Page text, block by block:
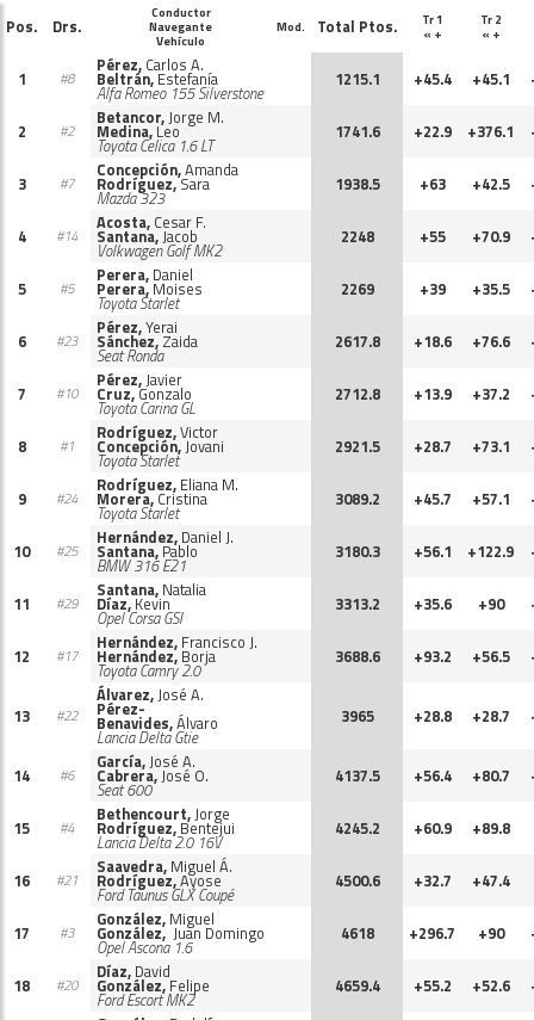
Pos. Drs.
Conductor
Navegante
Vehículo
Mod. Total Ptos. Tr 1
« +
Tr 2
« +
1 #8
Pérez, Carlos A.
Beltrán, Estefanía
Alfa Romeo 155 Silverstone
1215.1 +45.4 +45.1
2 #2
Betancor,Jorge M.
Medina, Leo
Toyota Celica 1.6 LT
1741.6 +22.9 +376.1
3 #7
Concepción,Amanda
Rodríguez,Sara
Mazda 323
1938.5 +63 +42.5
4 #14
Acosta, Cesar F.
Santana,Jacob
Volkwagen Golf MK2
2248 +55 +70.9
5 #5
Perera, Daniel
Perera, Moises
Toyota Starlet
2269 +39 +35.5
6 #23
Pérez,Yerai
Sánchez, Zaida
Seat Ronda
2617.8 +18.6 +76.6
7 #10
Pérez,Javier
Cruz,Gonzalo
Toyota Carina GL
2712.8 +13.9 +37.2
8 #1
Rodríguez,Victor
Concepción,Jovani
Toyota Starlet
2921.5 +28.7 +73.1
9 #24
Rodríguez, Eliana M.
Morera, Cristina
Toyota Starlet
3089.2 +45.7 +57.1
10 #25
Hernández, Daniel J.
Santana, Pablo
BMW 316 E21
3180.3 +56.1 +122.9
11 #29
Santana, Natalia
Díaz, Kevin
Opel Corsa GSI
3313.2 +35.6 +90
12 #17
Hernández, Francisco J.
Hernández, Borja
Toyota Camry 2.0
3688.6 +93.2 +56.5
13 #22
Álvarez,José A.
Pérez-
Benavides,Álvaro
Lancia Delta Gtie
3965 +28.8 +28.7
14 #6
García,José A.
Cabrera,José O.
Seat 600
4137.5 +56.4 +80.7
15 #4
Bethencourt,Jorge
Rodríguez, Bentejui
Lancia Delta 2.0 16V
4245.2 +60.9 +89.8
16 #21
Saavedra, Miguel Á.
Rodríguez,Ayose
Ford Taunus GLX Coupé
4500.6 +32.7 +47.4
17 #3
González, Miguel
González, Juan Domingo
Opel Ascona 1.6
4618 +296.7 +90
18 #20
Díaz, David
González, Felipe
Ford Escort MK2
4659.4 +55.2 +52.6